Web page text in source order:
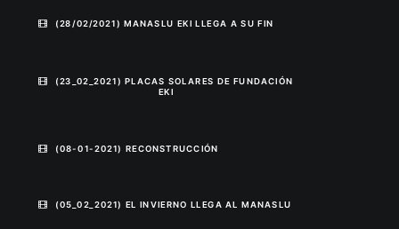
(28/02/2021) MANASLU EKI LLEGA A SU FIN
(23_02_2021) PLACAS SOLARES DE FUNDACIÓN
EKI
(08-01-2021) RECONSTRUCCIÓN
(05_02_2021) EL INVIERNO LLEGA AL MANASLU